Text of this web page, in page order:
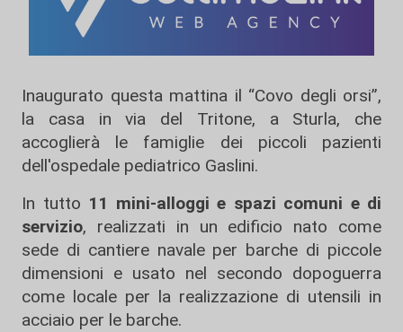
Inaugurato questa mattina il “Covo degli orsi”,
la casa in via del Tritone, a Sturla, che
accoglierà le famiglie dei piccoli pazienti
dell'ospedale pediatrico Gaslini.
In tutto 11 mini-alloggi e spazi comuni e di
servizio, realizzati in un edificio nato come
sede di cantiere navale per barche di piccole
dimensioni e usato nel secondo dopoguerra
come locale per la realizzazione di utensili in
acciaio per le barche.